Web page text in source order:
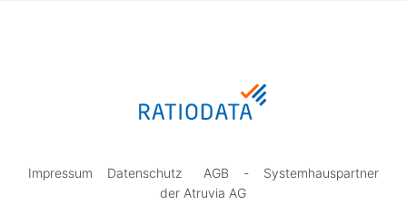
Impressum Datenschutz AGB -Systemhauspartner
der Atruvia AG